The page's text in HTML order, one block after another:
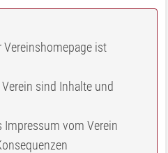
ist
sind Inhalte und
Impressum vom Verein